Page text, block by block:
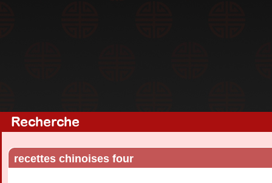
Recherche
recettes chinoises four